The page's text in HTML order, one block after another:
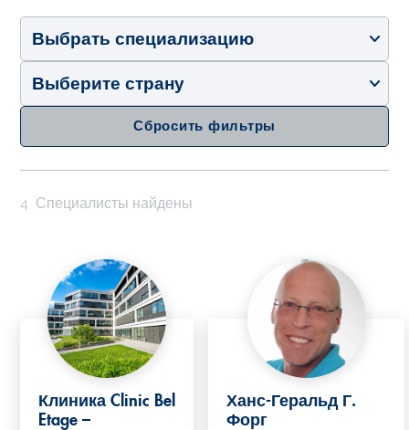
Выбрать специализацию
Выберите страну
Сбросить фильтры
4 Специалисты найдены
Клиника Clinic Bel
Etage –
Ханс-Геральд Г.
Форг